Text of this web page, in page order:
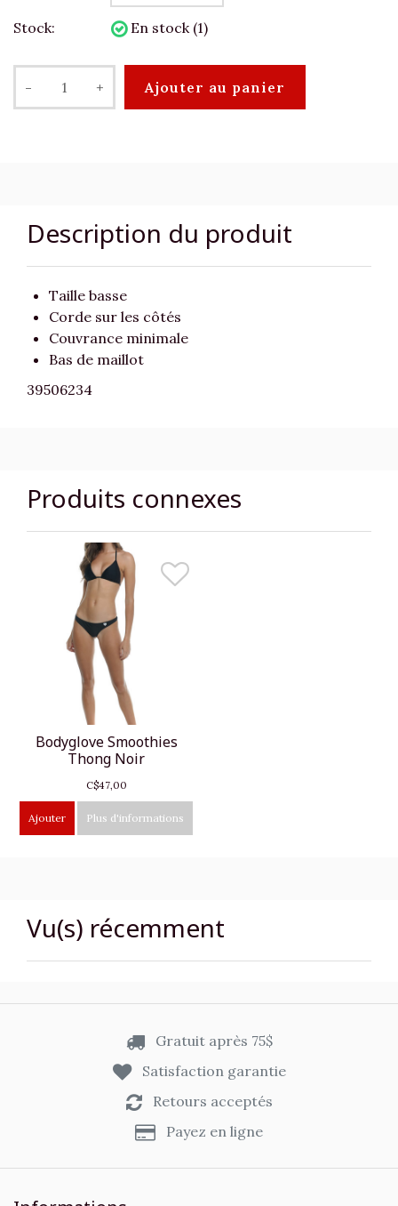
Stock:
En stock (1)
- + Ajouter au panier
Description du produit
Taille basse
Corde sur les côtés
Couvrance minimale
Bas de maillot
39506234
Produits connexes
Bodyglove Smoothies
Thong Noir
C$47,00
Ajouter Plus d'informations
Vu(s) récemment
Gratuit après 75$
Satisfaction garantie
Retours acceptés
Payez en ligne